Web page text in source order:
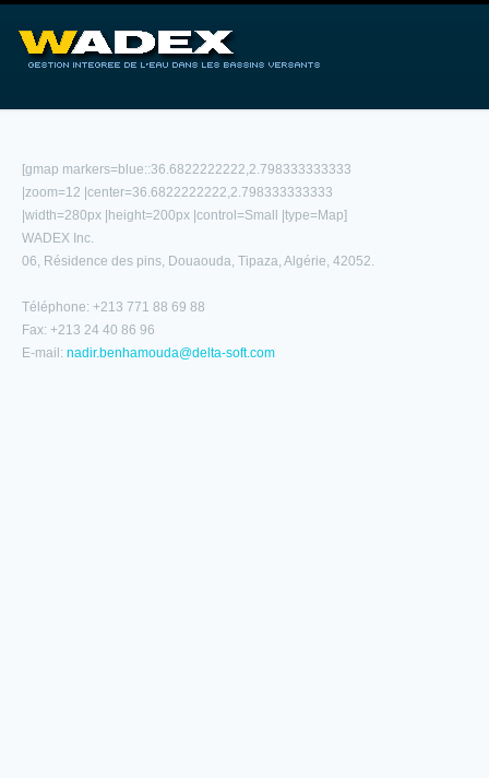
[gmap markers=blue::36.6822222222,2.798333333333
|zoom=12 |center=36.6822222222,2.798333333333
|width=280px |height=200px |control=Small |type=Map]
WADEX Inc.
06, Résidence des pins, Douaouda, Tipaza, Algérie, 42052.
Téléphone: +213 771 88 69 88
Fax: +213 24 40 86 96
E-mail: nadir.benhamouda@delta-soft.com